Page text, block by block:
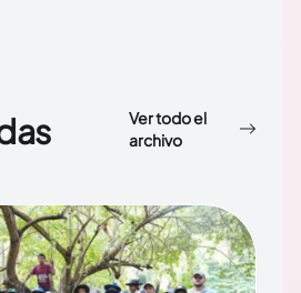
Ver todo el
archivo